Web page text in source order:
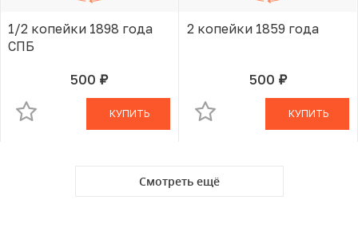
1/2 копейки 1898 года
СПБ
500 руб.В КОРЗИНЕ
КУПИТЬ
2 копейки 1859 года
500 руб.В КОРЗИНЕ
КУПИТЬ
Смотреть ещё